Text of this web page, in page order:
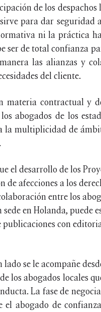
de los
para dar seguridad
ni la práctica
ser de total confianza
las alianzas y
del cliente.
materia contractual
abogados de los
la multiplicidad de
el desarrollo de los
afecciones a los
entre los
en Holanda, puede
con
se le acompañe
los abogados locales
La fase de
abogado de